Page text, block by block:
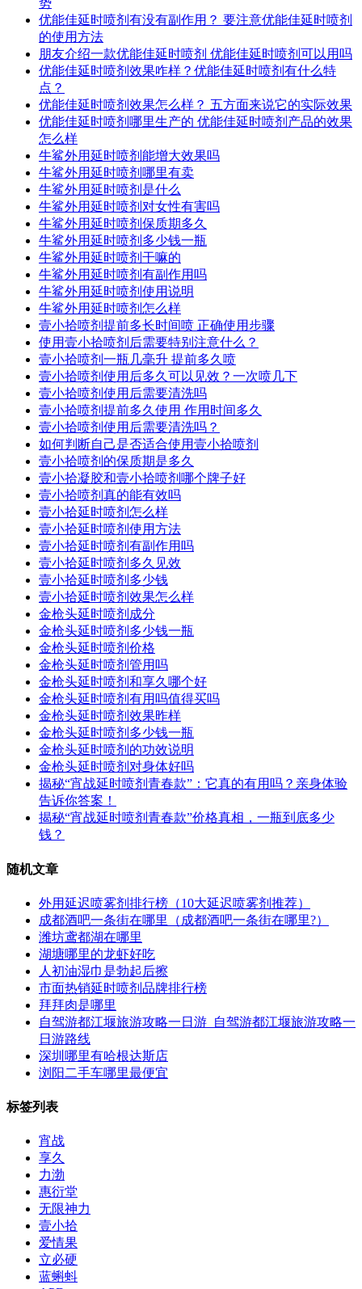
势
优能佳延时喷剂有没有副作用？ 要注意优能佳延时喷剂
的使用方法
朋友介绍一款优能佳延时喷剂 优能佳延时喷剂可以用吗
优能佳延时喷剂效果咋样？优能佳延时喷剂有什么特
点？
优能佳延时喷剂效果怎么样？ 五方面来说它的实际效果
优能佳延时喷剂哪里生产的 优能佳延时喷剂产品的效果
怎么样
牛鲨外用延时喷剂能增大效果吗
牛鲨外用延时喷剂哪里有卖
牛鲨外用延时喷剂是什么
牛鲨外用延时喷剂对女性有害吗
牛鲨外用延时喷剂保质期多久
牛鲨外用延时喷剂多少钱一瓶
牛鲨外用延时喷剂干嘛的
牛鲨外用延时喷剂有副作用吗
牛鲨外用延时喷剂使用说明
牛鲨外用延时喷剂怎么样
壹小拾喷剂提前多长时间喷 正确使用步骤
使用壹小拾喷剂后需要特别注意什么？
壹小拾喷剂一瓶几毫升 提前多久喷
壹小拾喷剂使用后多久可以见效？一次喷几下
壹小拾喷剂使用后需要清洗吗
壹小拾喷剂提前多久使用 作用时间多久
壹小拾喷剂使用后需要清洗吗？
如何判断自己是否适合使用壹小拾喷剂
壹小拾喷剂的保质期是多久
壹小拾凝胶和壹小拾喷剂哪个牌子好
壹小拾喷剂真的能有效吗
壹小拾延时喷剂怎么样
壹小拾延时喷剂使用方法
壹小拾延时喷剂有副作用吗
壹小拾延时喷剂多久见效
壹小拾延时喷剂多少钱
壹小拾延时喷剂效果怎么样
金枪头延时喷剂成分
金枪头延时喷剂多少钱一瓶
金枪头延时喷剂价格
金枪头延时喷剂管用吗
金枪头延时喷剂和享久哪个好
金枪头延时喷剂有用吗值得买吗
金枪头延时喷剂效果昨样
金枪头延时喷剂多少钱一瓶
金枪头延时喷剂的功效说明
金枪头延时喷剂对身体好吗
揭秘“宵战延时喷剂青春款”：它真的有用吗？亲身体验
告诉你答案！
揭秘“宵战延时喷剂青春款”价格真相，一瓶到底多少
钱？
随机文章
外用延迟喷雾剂排行榜（10大延迟喷雾剂推荐）
成都酒吧一条街在哪里（成都酒吧一条街在哪里?）
潍坊鸢都湖在哪里
湖塘哪里的龙虾好吃
人初油湿巾是勃起后擦
市面热销延时喷剂品牌排行榜
拜拜肉是哪里
自驾游都江堰旅游攻略一日游_自驾游都江堰旅游攻略一
日游路线
深圳哪里有哈根达斯店
浏阳二手车哪里最便宜
标签列表
宵战
享久
力渤
惠衍堂
无限神力
壹小拾
爱情果
立必硬
蓝蝌蚪